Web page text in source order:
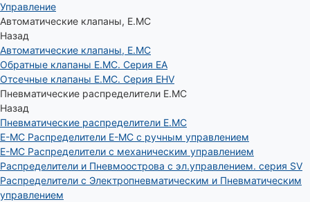
Управление
Автоматические клапаны, Е.МС
Назад
Автоматические клапаны, Е.МС
Обратные клапаны E.MC. Серия EA
Отсечные клапаны E.MC. Серия EHV
Пневматические распределители E.MC
Назад
Пневматические распределители E.MC
E-MC Распределители E-MC с ручным управлением
E-MC Распределители с механическим управлением
Распределители и Пневмоострова с эл.управлением. серия SV
Распределители с Электропневматическим и Пневматическим
управлением